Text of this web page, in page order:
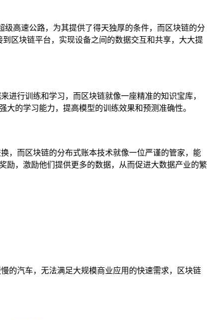
高速公路，为其提供了得天独厚的条件，而区块链的分
区块链平台，实现设备之间的数据交互和共享，大大提
进行训练和学习，而区块链就像一座精准的知识宝库，
的学习能力，提高模型的训练效果和预测准确性。
，而区块链的分布式账本技术就像一位严谨的管家，能
励，激励他们提供更多的数据，从而促进大数据产业的繁
的汽车，无法满足大规模商业应用的快速需求，区块链